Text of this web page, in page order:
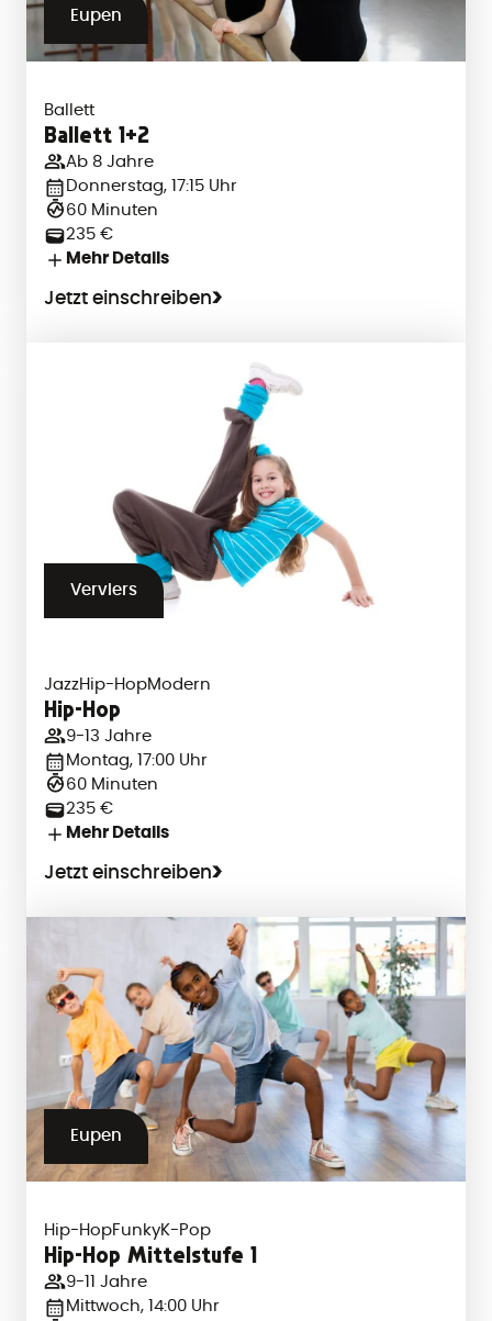
Eupen
Ballett
Ballett 1+2
Ab 8 Jahre
Donnerstag, 17:15 Uhr
60 Minuten
235 €
Mehr Details
Jetzt einschreiben
Verviers
JazzHip-HopModern
Hip-Hop
9-13 Jahre
Montag, 17:00 Uhr
60 Minuten
235 €
Mehr Details
Jetzt einschreiben
Eupen
Hip-HopFunkyK-Pop
Hip-Hop Mittelstufe 1
9-11 Jahre
Mittwoch, 14:00 Uhr